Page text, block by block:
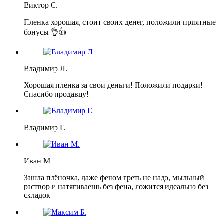
Виктор С.
Пленка хорошая, стоит своих денег, положили приятные
бонусы 👌👍
Владимир Л.
Хорошая пленка за свои деньги! Положили подарки!
Спасибо продавцу!
Владимир Г.
Иван М.
Зашла плёночка, даже феном греть не надо, мыльный
раствор и натягиваешь без фена, ложится идеально без
складок